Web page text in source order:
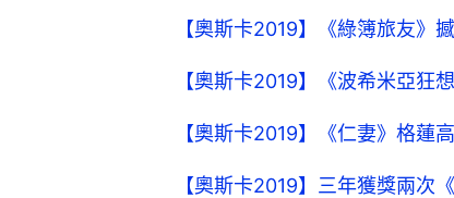
【奧斯卡2019】《綠簿旅友》
【奧斯卡2019】《波希米亞狂
【奧斯卡2019】《仁妻》格
【奧斯卡2019】三年獲獎兩